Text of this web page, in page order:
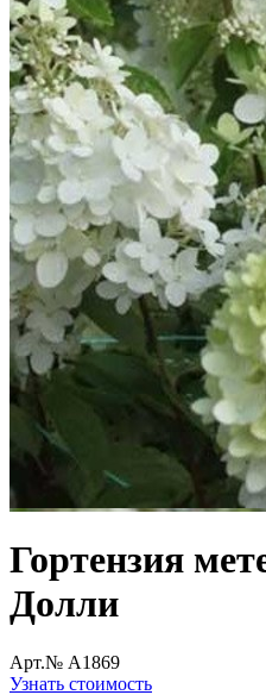
Гортензия
Долли
Арт.№ A1869
Узнать стоимость